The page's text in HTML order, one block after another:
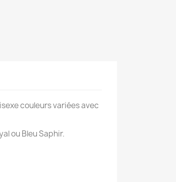
couleurs variées avec
ou Bleu Saphir.